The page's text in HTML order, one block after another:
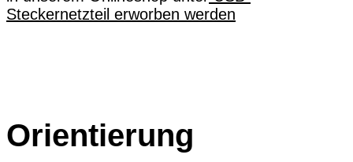
Steckernetzteil erworben werden
Orientierung